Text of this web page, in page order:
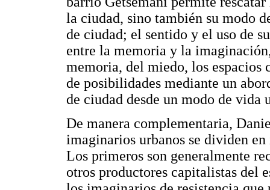
la ciudad, sino también su modo
de ciudad; el sentido y el uso de
entre la memoria y la
memoria, del miedo, los espacios
de posibilidades mediante un
de ciudad desde un modo de
De manera complementaria,
imaginarios urbanos se dividen
Los primeros son generalmente
otros productores capitalistas del